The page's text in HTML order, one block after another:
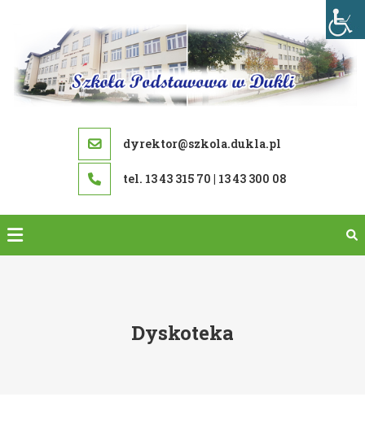
content
dyrektor@szkola.dukla.pl
tel. 13 43 315 70 | 13 43 300 08
Dyskoteka